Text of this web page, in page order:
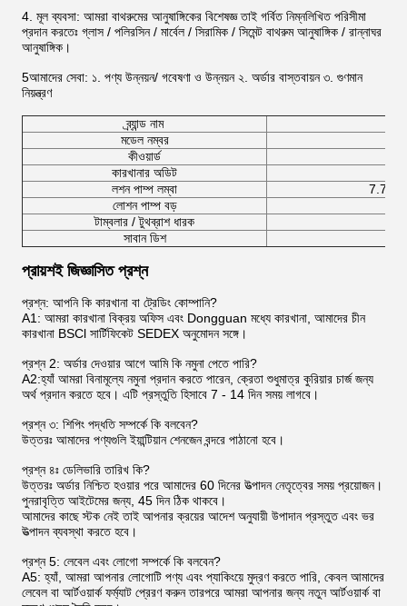
4. মূল ব্যবসা: আমরা বাথরুমের আনুষাঙ্গিকের বিশেষজ্ঞ তাই গর্বিত নিম্নলিখিত পরিসীমা
প্রদান করতেঃ গ্লাস / পলিরসিন / মার্বেল / সিরামিক / সিমেন্ট বাথরুম আনুষাঙ্গিক / রান্নাঘর
আনুষাঙ্গিক।
5আমাদের সেবা: ১. পণ্য উন্নয়ন/ গবেষণা ও উন্নয়ন ২. অর্ডার বাস্তবায়ন ৩. গুণমান
নিয়ন্ত্রণ
ব্র্যান্ড নাম
মডেল নম্বর
কীওয়ার্ড
কারখানার অডিট
লশন পাম্প লম্বা
7.7D
লোশন পাম্প বড়
টাম্বলার / টুথব্রাশ ধারক
সাবান ডিশ
প্রায়শই জিজ্ঞাসিত প্রশ্ন
প্রশ্ন: আপনি কি কারখানা বা ট্রেডিং কোম্পানি?
A1: আমরা কারখানা বিক্রয় অফিস এবং Dongguan মধ্যে কারখানা, আমাদের চীন
কারখানা BSCl সার্টিফিকেট SEDEX অনুমোদন সঙ্গে।
প্রশ্ন 2: অর্ডার দেওয়ার আগে আমি কি নমুনা পেতে পারি?
A2:হ্যাঁ আমরা বিনামূল্যে নমুনা প্রদান করতে পারেন, ক্রেতা শুধুমাত্র কুরিয়ার চার্জ জন্য
অর্থ প্রদান করতে হবে। এটি প্রস্তুতি হিসাবে 7 - 14 দিন সময় লাগবে।
প্রশ্ন ৩: শিপিং পদ্ধতি সম্পর্কে কি বলবেন?
উত্তরঃ আমাদের পণ্যগুলি ইয়ান্টিয়ান শেনজেন বন্দরে পাঠানো হবে।
প্রশ্ন ৪ঃ ডেলিভারি তারিখ কি?
উত্তরঃ অর্ডার নিশ্চিত হওয়ার পরে আমাদের 60 দিনের উত্পাদন নেতৃত্বের সময় প্রয়োজন।
পুনরাবৃত্তি আইটেমের জন্য, 45 দিন ঠিক থাকবে।
আমাদের কাছে স্টক নেই তাই আপনার ক্রয়ের আদেশ অনুযায়ী উপাদান প্রস্তুত এবং ভর
উত্পাদন ব্যবস্থা করতে হবে।
প্রশ্ন 5: লেবেল এবং লোগো সম্পর্কে কি বলবেন?
A5: হ্যাঁ, আমরা আপনার লোগোটি পণ্য এবং প্যাকিংয়ে মুদ্রণ করতে পারি, কেবল আমাদের
লেবেল বা আর্টওয়ার্ক ফর্ম্যাট প্রেরণ করুন তারপরে আমরা আপনার জন্য নতুন আর্টওয়ার্ক বা